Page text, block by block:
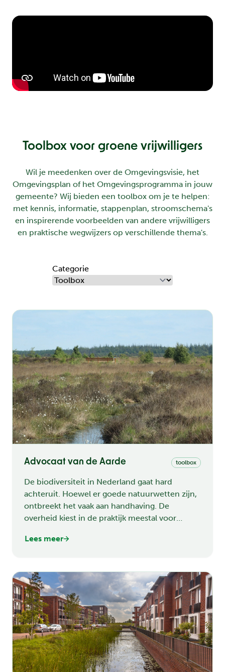
Toolbox voor groene vrijwilligers
Wil je meedenken over de Omgevingsvisie, het
Omgevingsplan of het Omgevingsprogramma in jouw
gemeente? Wij bieden een toolbox om je te helpen:
met kennis, informatie, stappenplan, stroomschema's
en inspirerende voorbeelden van andere vrijwilligers
en praktische wegwijzers op verschillende thema's.
Categorie
toolbox
Advocaat van de Aarde
De biodiversiteit in Nederland gaat hard
achteruit. Hoewel er goede natuurwetten zijn,
ontbreekt het vaak aan handhaving. De
overheid kiest in de praktijk meestal voor
zichzelf niet kan verdedigen – het onderspit
Lees meer